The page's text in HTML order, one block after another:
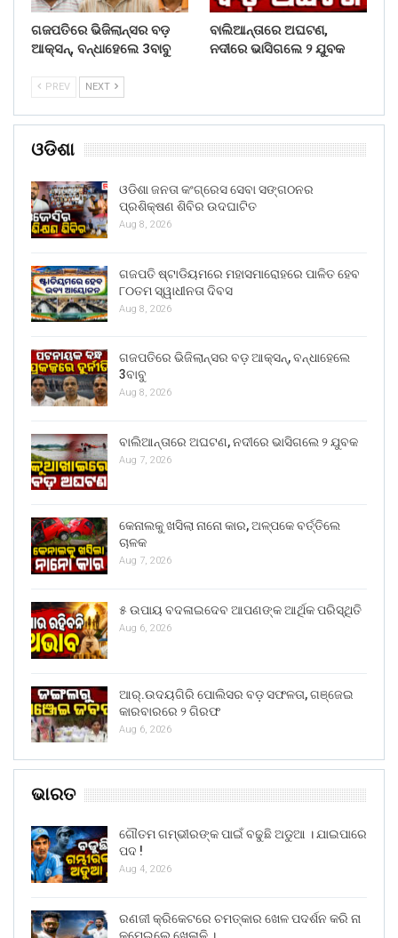
ଗଜପତିରେ ଭିଜିଲାନ୍ସର ବଡ଼
ଆକ୍ସନ୍, ବନ୍ଧାହେଲେ 3ବାବୁ
ବାଲିଆନ୍ତାରେ ଅଘଟଣ,
ନଦୀରେ ଭାସିଗଲେ ୨ ଯୁବକ
PREV NEXT
ଓଡିଶା
ଓଡିଶା ଜନତା କଂଗ୍ରେସ ସେବା ସଙ୍ଗଠନର
ପ୍ରଶିକ୍ଷଣ ଶିବିର ଉଦଘାଟିତ
Aug 8, 2026
ଗଜପତି ଷ୍ଟାଡିୟମରେ ମହାସମାରୋହରେ ପାଳିତ ହେବ
୮୦ତମ ସ୍ୱାଧୀନତା ଦିବସ
Aug 8, 2026
ଗଜପତିରେ ଭିଜିଲାନ୍ସର ବଡ଼ ଆକ୍ସନ୍, ବନ୍ଧାହେଲେ
3ବାବୁ
Aug 8, 2026
ବାଲିଆନ୍ତାରେ ଅଘଟଣ, ନଦୀରେ ଭାସିଗଲେ ୨ ଯୁବକ
Aug 7, 2026
କେନାଲକୁ ଖସିଲା ନାନୋ କାର, ଅଳ୍ପକେ ବର୍ତ୍ତିଲେ
ଚାଳକ
Aug 7, 2026
୫ ଉପାୟ ବଦଳାଇଦେବ ଆପଣଙ୍କ ଆର୍ଥିକ ପରିସ୍ଥିତି
Aug 6, 2026
ଆର୍.ଉଦୟଗିରି ପୋଲିସର ବଡ଼ ସଫଳତା, ଗଞ୍ଜେଇ
କାରବାରରେ ୨ ଗିରଫ
Aug 6, 2026
ଭାରତ
ଗୌତମ ଗମ୍ଭୀରଙ୍କ ପାଇଁ ବଢୁଛି ଅଡୁଆ । ଯାଇପାରେ
ପଦ !
Aug 4, 2026
ରଣଜୀ କ୍ରିକେଟରେ ଚମତ୍କାର ଖେଳ ପଦର୍ଶନ କରି ନା